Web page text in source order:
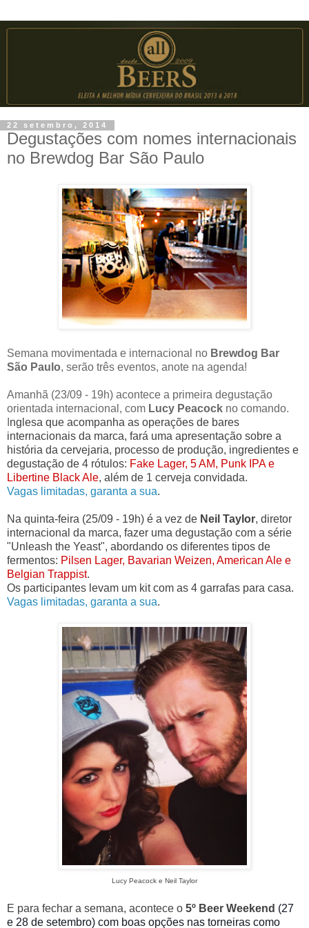
22 setembro, 2014
Degustações com nomes internacionais
no Brewdog Bar São Paulo
Semana movimentada e internacional no Brewdog Bar
São Paulo, serão três eventos, anote na agenda!
Amanhã (23/09 - 19h) acontece a primeira degustação
orientada internacional, com Lucy Peacock no comando.
nglesa que acompanha as operações de bares
internacionais da marca, fará uma apresentação sobre a
história da cervejaria, processo de produção, ingredientes e
degustação de 4 rótulos: Fake Lager, 5 AM, Punk IPA e
Libertine Black Ale, além de 1 cerveja convidada.
Vagas limitadas, garanta a sua.
Na quinta-feira (25/09 - 19h) é a vez de Neil Taylor, diretor
internacional da marca, fazer uma degustação com a série
"Unleash the Yeast", abordando os diferentes tipos de
fermentos: Pilsen Lager, Bavarian Weizen, American Ale e
Belgian Trappist.
Os participantes levam um kit com as 4 garrafas para casa.
Vagas limitadas, garanta a sua.
Lucy Peacock e Neil Taylor
E para fechar a semana, acontece o 5º Beer Weekend (27
e 28 de setembro) com boas opções nas torneiras como